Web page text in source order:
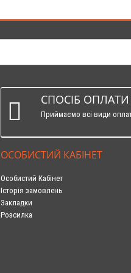
СПОСІБ ОПЛАТИ
Приймаємо всі види
ОСОБИСТИЙ КАБІНЕТ
Особистий Кабінет
Історія замовлень
Закладки
Розсилка